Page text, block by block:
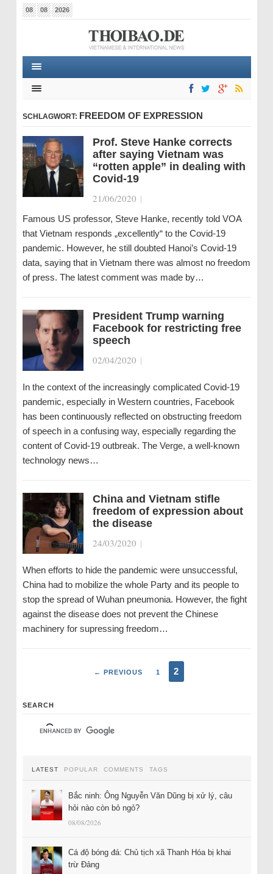
08 08 2026
SCHLAGWORT: FREEDOM OF EXPRESSION
Prof. Steve Hanke corrects
after saying Vietnam was
“rotten apple” in dealing with
Covid-19
21/06/2020 |
Famous US professor, Steve Hanke, recently told VOA
that Vietnam responds „excellently“ to the Covid-19
pandemic. However, he still doubted Hanoi’s Covid-19
data, saying that in Vietnam there was almost no freedom
of press. The latest comment was made by…
President Trump warning
Facebook for restricting free
speech
02/04/2020 |
In the context of the increasingly complicated Covid-19
pandemic, especially in Western countries, Facebook
has been continuously reflected on obstructing freedom
of speech in a confusing way, especially regarding the
content of Covid-19 outbreak. The Verge, a well-known
technology news…
China and Vietnam stifle
freedom of expression about
the disease
24/03/2020 |
When efforts to hide the pandemic were unsuccessful,
China had to mobilize the whole Party and its people to
stop the spread of Wuhan pneumonia. However, the fight
against the disease does not prevent the Chinese
machinery for supressing freedom…
← PREVIOUS 1 2
SEARCH
LATEST POPULAR COMMENTS TAGS
Bắc ninh: Ông Nguyễn Văn Dũng bị xử lý, câu
hỏi nào còn bỏ ngỏ?
08/08/2026
Cá độ bóng đá: Chủ tịch xã Thanh Hóa bị khai
trừ Đảng